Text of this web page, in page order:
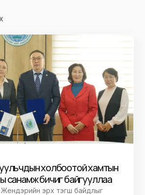
холбоотой хамтын
санамж бичиг байгууллаа
эрх тэгш байдлыг